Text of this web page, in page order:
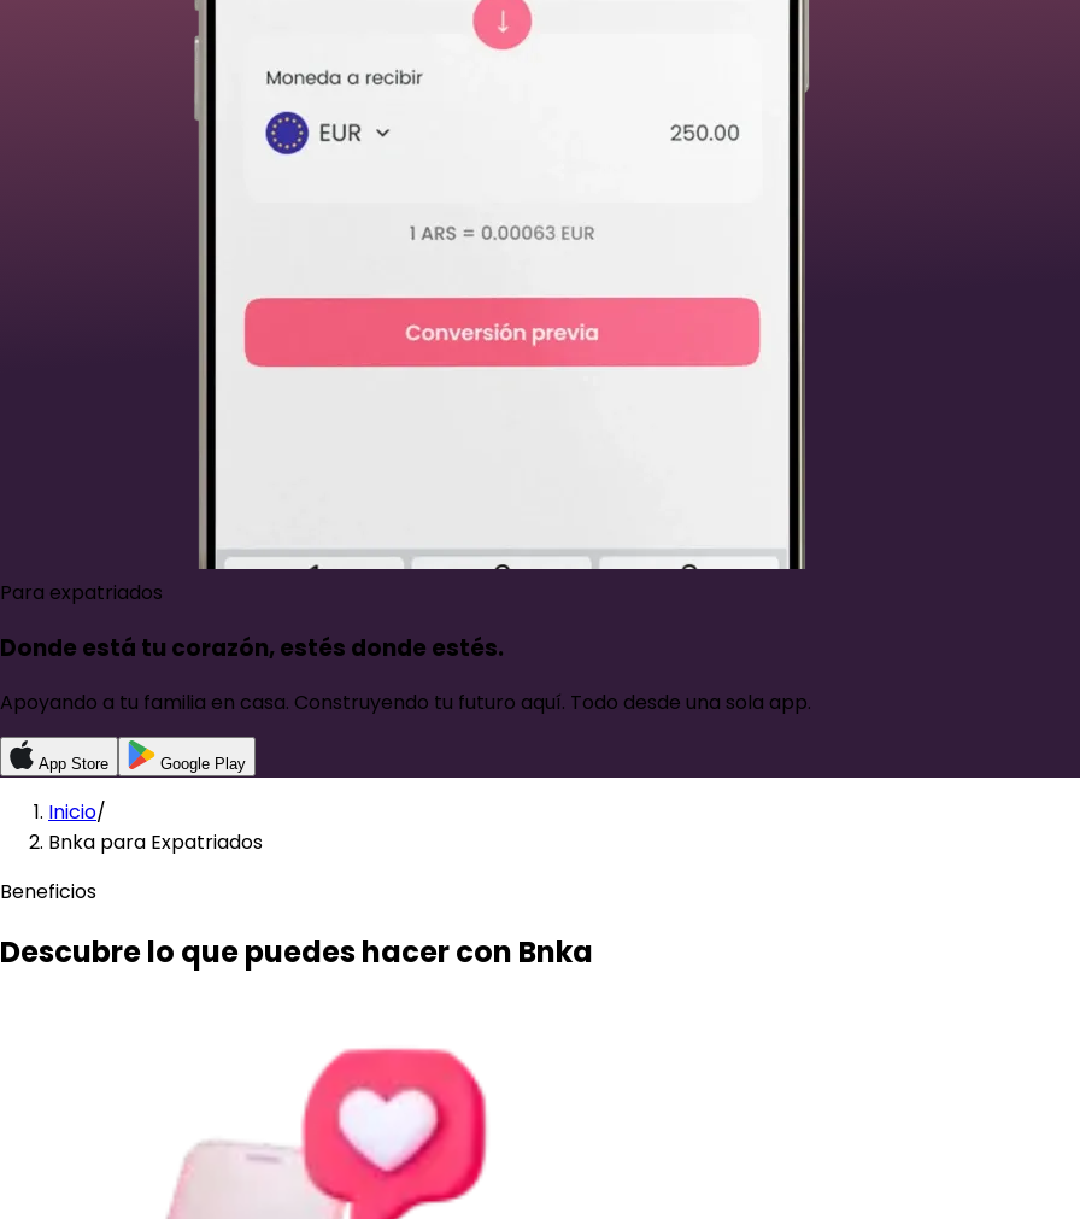
Para expatriados
Donde está tu corazón,estés donde estés.
Apoyando a tu familia en casa. Construyendo tu futuro aquí. Todo desde una sola app.
App Store Google Play
Inicio/
Bnka para Expatriados
Beneficios
Descubre lo que puedes hacer con Bnka